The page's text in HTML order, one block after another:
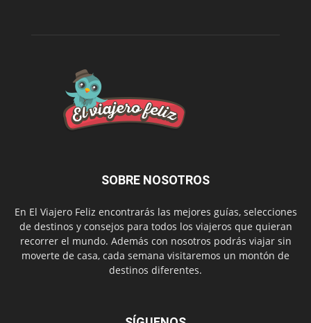
SOBRE NOSOTROS
En El Viajero Feliz encontrarás las mejores guías, selecciones
de destinos y consejos para todos los viajeros que quieran
recorrer el mundo. Además con nosotros podrás viajar sin
moverte de casa, cada semana visitaremos un montón de
destinos diferentes.